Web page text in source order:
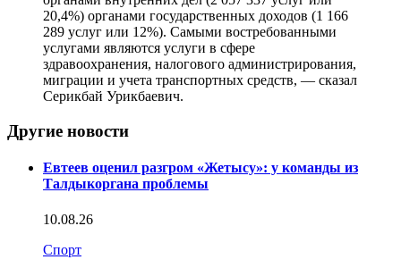
20,4%) органами государственных доходов (1 166
289 услуг или 12%). Самыми востребованными
услугами являются услуги в сфере
здравоохранения, налогового администрирования,
миграции и учета транспортных средств, — сказал
Серикбай Урикбаевич.
Другие новости
Евтеев оценил разгром «Жетысу»: у команды из
Талдыкоргана проблемы
10.08.26
Спорт